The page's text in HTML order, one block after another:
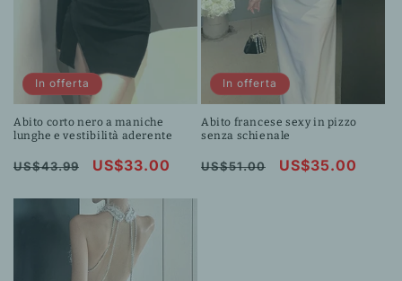
In offerta
Abito corto nero a maniche
lunghe e vestibilità aderente
Prezzo
US$43.99
Prezzo
US$33.00
In offerta
Abito francese sexy in pizzo
senza schienale
Prezzo
US$51.00
Prezzo
US$35.00